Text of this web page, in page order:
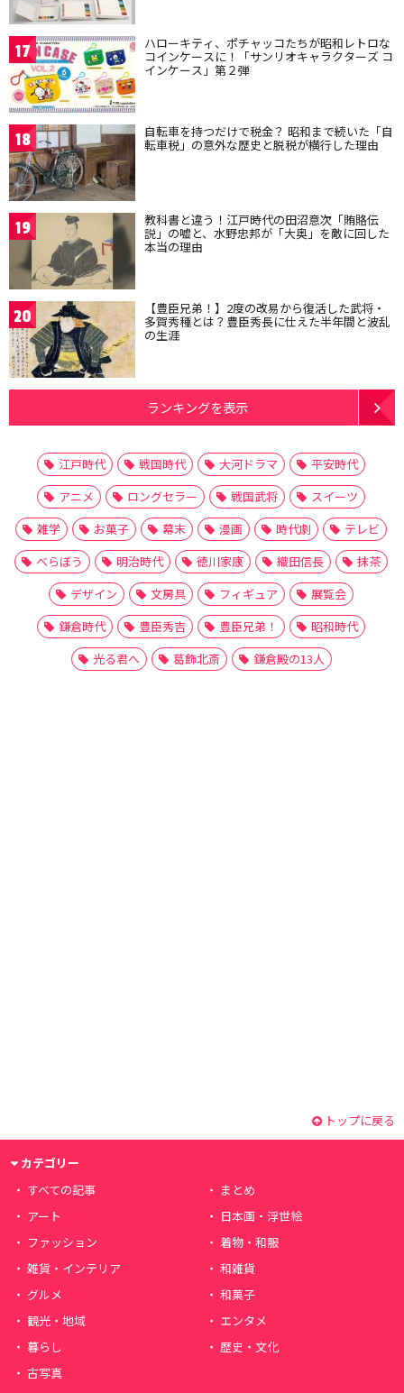
17 ハローキティ、ポチャッコたちが昭和レトロな
コインケースに！「サンリオキャラクターズ コ
インケース」第２弾
18 自転車を持つだけで税金？ 昭和まで続いた「自
転車税」の意外な歴史と脱税が横行した理由
19 教科書と違う！江戸時代の田沼意次「賄賂伝
説」の嘘と、水野忠邦が「大奥」を敵に回した
本当の理由
20 【豊臣兄弟！】2度の改易から復活した武将・
多賀秀種とは？豊臣秀長に仕えた半年間と波乱
の生涯
ランキングを表示
江戸時代 戦国時代 大河ドラマ
平安時代
アニメ
ロングセラー 戦国武将
スイーツ
雑学
お菓子 幕末 漫画 時代劇
テレビ
べらぼう
明治時代 徳川家康 織田信長
抹茶
デザイン
文房具 フィギュア
展覧会
鎌倉時代
豊臣秀吉 豊臣兄弟！
昭和時代
光る君へ
葛飾北斎 鎌倉殿の13人
トップに戻る
カテゴリー
すべての記事
まとめ
アート
日本画・浮世絵
ファッション
着物・和服
雑貨・インテリア
和雑貨
グルメ
和菓子
観光・地域
エンタメ
暮らし
歴史・文化
古写真